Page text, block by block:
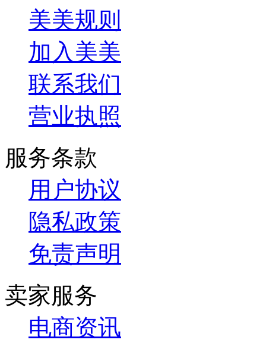
美美规则
加入美美
联系我们
营业执照
服务条款
用户协议
隐私政策
免责声明
卖家服务
电商资讯